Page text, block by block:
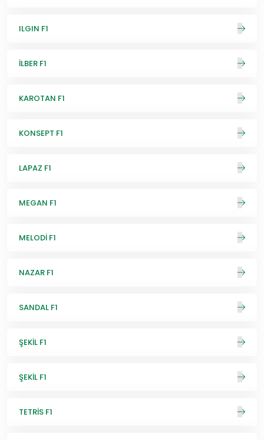
ILGIN F1
İLBER F1
KAROTAN F1
KONSEPT F1
LAPAZ F1
MEGAN F1
MELODİ F1
NAZAR F1
SANDAL F1
ŞEKİL F1
ŞEKİL F1
TETRİS F1